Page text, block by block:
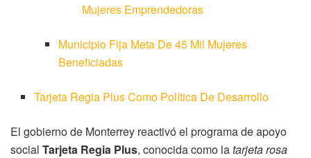
Mujeres Emprendedoras
Municipio Fija Meta De 45 Mil Mujeres
Beneficiadas
Tarjeta Regia Plus Como Política De Desarrollo
El gobierno de Monterrey reactivó el programa de apoyo
social Tarjeta Regia Plus, conocida como latarjeta rosa